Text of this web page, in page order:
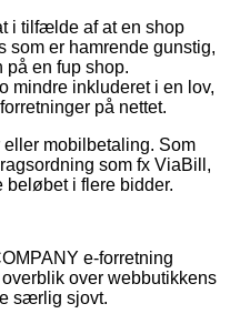
i tilfælde af at en shop
som er hamrende gunstig,
en fup shop.
mindre inkluderet i en lov,
på nettet.
mobilbetaling. Som
som fx ViaBill,
beløbet i flere bidder.
e-forretning
over webbutikkens
særlig sjovt.